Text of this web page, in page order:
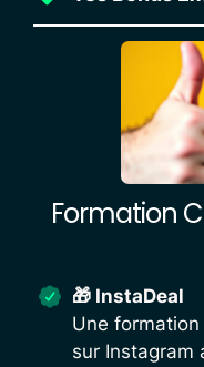
Formation
🎁 InstaDeal
Une
sur Instagram